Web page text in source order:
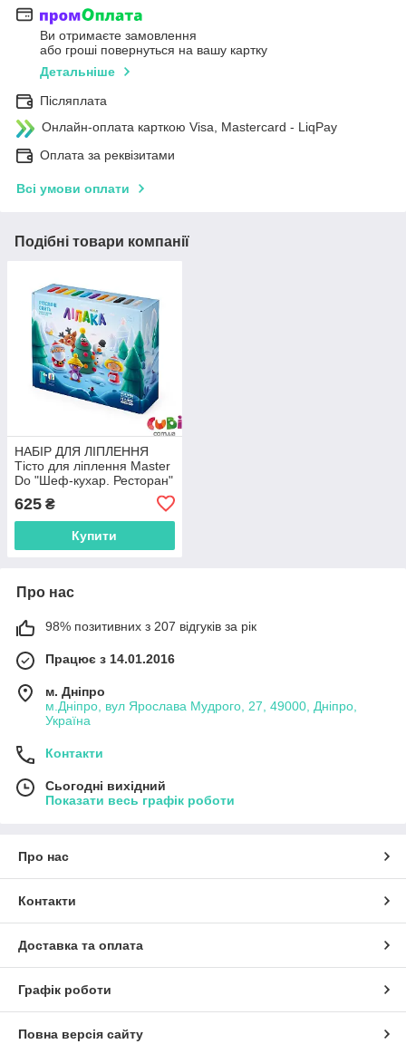
Ви отримаєте замовлення
або гроші повернуться на вашу картку
Детальніше
Післяплата
Онлайн-оплата карткою Visa, Mastercard - LiqPay
Оплата за реквізитами
Всі умови оплати
Подібні товари компанії
НАБІР ДЛЯ ЛІПЛЕННЯ
Тісто для ліплення Master
Do "Шеф-кухар. Ресторан"
TMD-17-01U,02U "Danko
Toys Розмір упаковки:26.4
см × 7.2 см
625 ₴
Купити
Про нас
98% позитивних з 207 відгуків за рік
Працює з 14.01.2016
м. Дніпро
м.Дніпро, вул Ярослава Мудрого, 27, 49000, Дніпро,
Україна
Контакти
Сьогодні вихідний
Показати весь графік роботи
Про нас
Контакти
Доставка та оплата
Графік роботи
Повна версія сайту